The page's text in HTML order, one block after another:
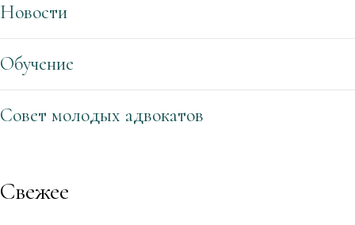
Новости
Обучение
Совет молодых адвокатов
Свежее